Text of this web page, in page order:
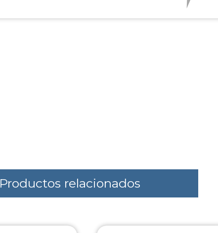
Productos relacionados